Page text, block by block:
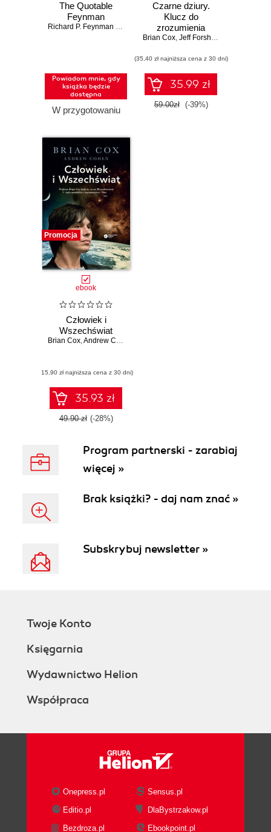
The Quotable
Feynman
Richard P. Feynman (Author) Michelle Feynman (Editor)
Powiadom mnie, gdy
książka będzie
dostępna
W przygotowaniu
Czarne dziury.
Klucz do
zrozumienia
Wszechświata
Brian Cox, Jeff Forshaw
(35,40 zł najniższa cena z 30 dni)
35.99 zł
59.00zł (-39%)
Promocja
ebook
Człowiek i
Wszechświat
Brian Cox,Andrew Cohen
(15,90 zł najniższa cena z 30 dni)
35.93 zł
49.90 zł (-28%)
Program partnerski - zarabiaj
więcej »
Brak książki? - daj nam znać »
Subskrybuj newsletter »
Twoje Konto
Księgarnia
Wydawnictwo Helion
Współpraca
Onepress.pl
Sensus.pl
Editio.pl
DlaBystrzakow.pl
Bezdroza.pl
Ebookpoint.pl